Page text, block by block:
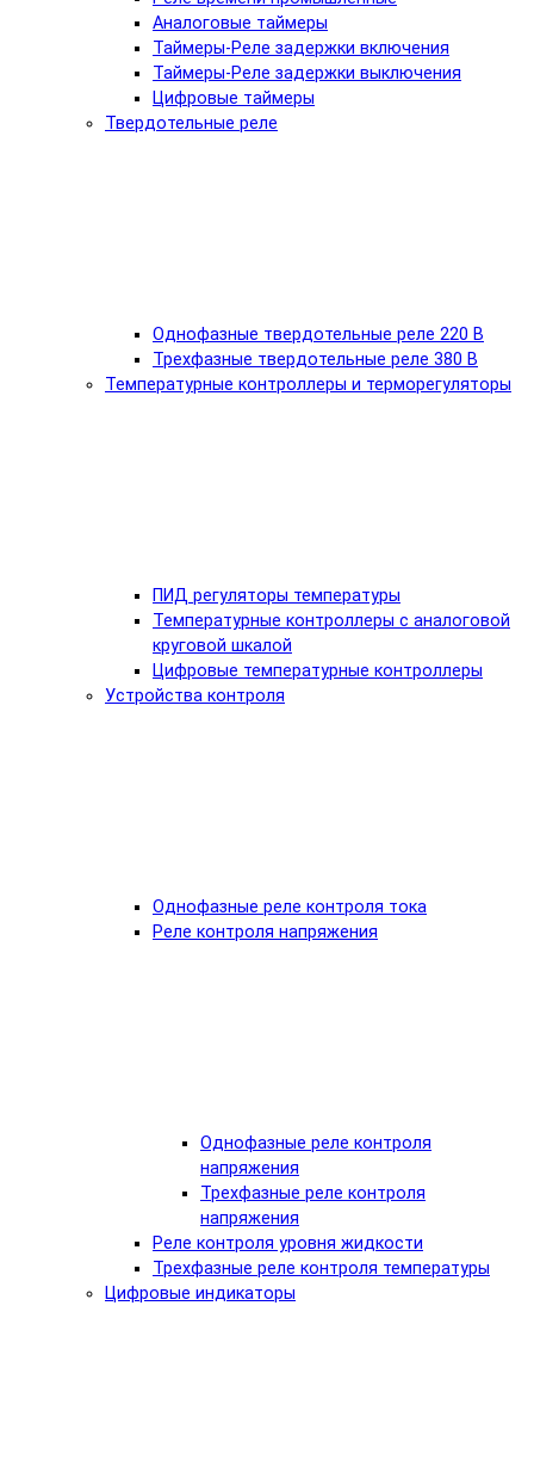
Аналоговые таймеры
Таймеры-Реле задержки включения
Таймеры-Реле задержки выключения
Цифровые таймеры
Твердотельные реле
Однофазные твердотельные реле 220 В
Трехфазные твердотельные реле 380 В
Температурные контроллеры и терморегуляторы
ПИД регуляторы температуры
Температурные контроллеры с аналоговой
круговой шкалой
Цифровые температурные контроллеры
Устройства контроля
Однофазные реле контроля тока
Реле контроля напряжения
Однофазные реле контроля
напряжения
Трехфазные реле контроля
напряжения
Реле контроля уровня жидкости
Трехфазные реле контроля температуры
Цифровые индикаторы